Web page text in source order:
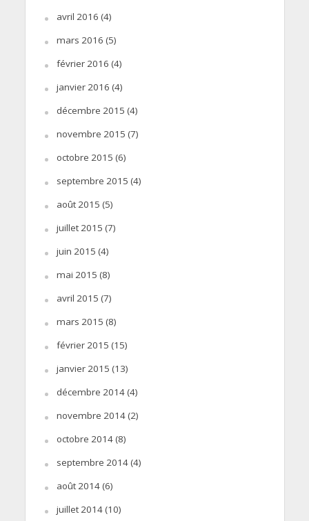
avril 2016 (4)
mars 2016 (5)
février 2016 (4)
janvier 2016 (4)
décembre 2015 (4)
novembre 2015 (7)
octobre 2015 (6)
septembre 2015 (4)
août 2015 (5)
juillet 2015 (7)
juin 2015 (4)
mai 2015 (8)
avril 2015 (7)
mars 2015 (8)
février 2015 (15)
janvier 2015 (13)
décembre 2014(4)
novembre 2014(2)
octobre 2014(8)
septembre 2014(4)
août 2014(6)
juillet 2014(10)